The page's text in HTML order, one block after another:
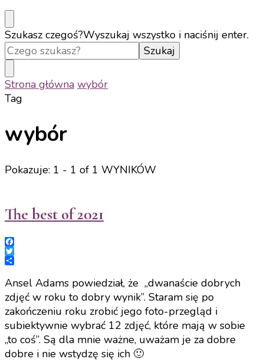
Szukasz czegoś?Wyszukaj wszystko i naciśnij enter.
Strona główna wybór
Tag
wybór
Pokazuje: 1 - 1 of 1 WYNIKÓW
The best of 2021
Facebook
Twitter
Share
Ansel Adams powiedział, że „dwanaście dobrych
zdjęć w roku to dobry wynik”. Staram się po
zakończeniu roku zrobić jego foto-przegląd i
subiektywnie wybrać 12 zdjęć, które mają w sobie
„to coś”. Są dla mnie ważne, uważam je za dobre
dobre i nie wstydzę się ich 🙂